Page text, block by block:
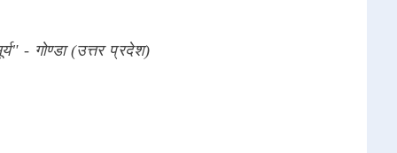
- गोण्डा (उत्तर प्रदेश)